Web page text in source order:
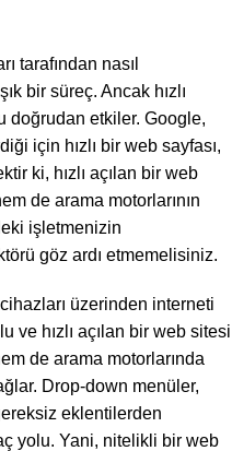
tarafından nasıl
bir süreç. Ancak hızlı
doğrudan etkiler. Google,
için hızlı bir web sayfası,
ki, hızlı açılan bir web
de arama motorlarının
işletmenizin
göz ardı etmemelisiniz.
üzerinden interneti
ve hızlı açılan bir web sitesi
de arama motorlarında
Drop-down menüler,
eklentilerden
yolu. Yani, nitelikli bir web